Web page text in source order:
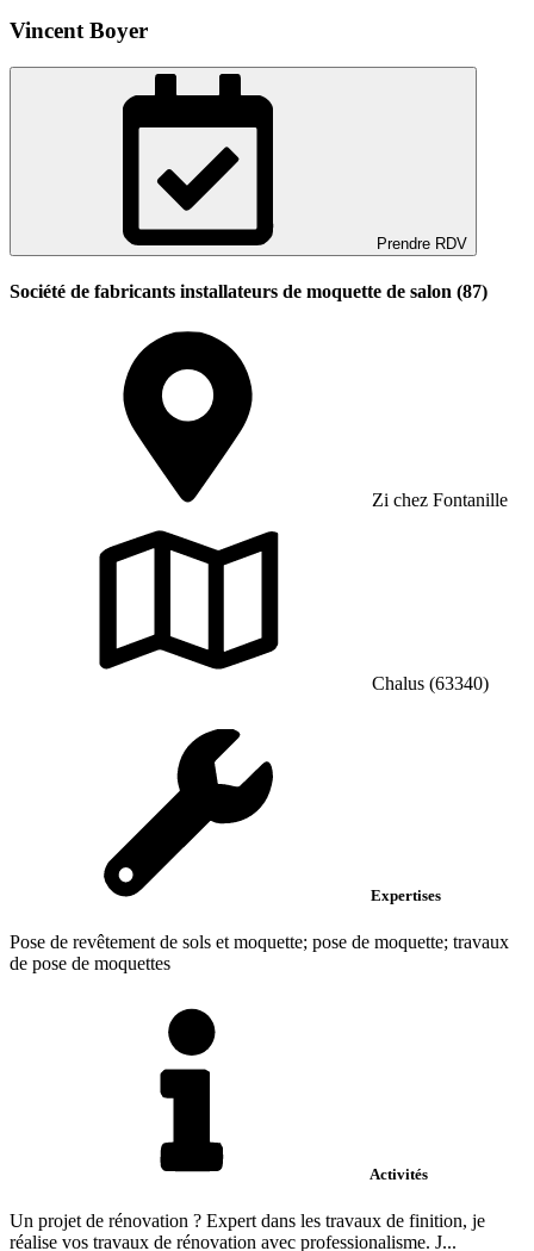
Vincent Boyer
Prendre RDV
Société de fabricants installateurs de moquette de salon (87)
Zi chez Fontanille
Chalus (63340)
Expertises
Pose de revêtement de sols et moquette; pose de moquette; travaux
de pose de moquettes
Activités
Un projet de rénovation ? Expert dans les travaux de finition, je
réalise vos travaux de rénovation avec professionalisme. J...